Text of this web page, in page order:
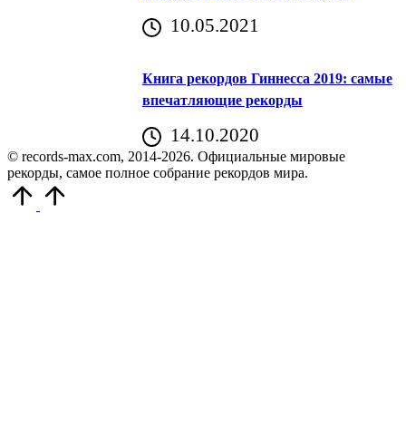
10.05.2021
Книга рекордов Гиннесса 2019: самые
впечатляющие рекорды
14.10.2020
© records-max.com, 2014-2026. Официальные мировые
рекорды, самое полное собрание рекордов мира.